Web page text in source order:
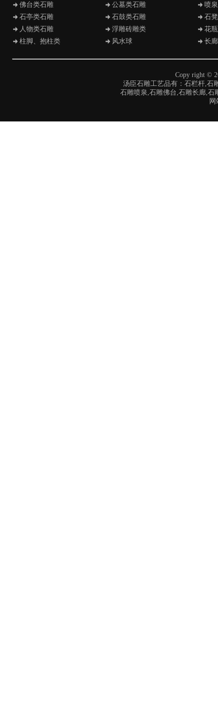
佛台类石雕
公墓类石雕
喷
石亭类石雕
石鼓类石雕
石
人物类石雕
浮雕砖雕类
花
柱脚、抱柱类
风水球 长
Copy right ©
汤臣石雕工艺品有：石栏杆,石
石雕喷泉,石雕佛台,石雕长廊,石
网